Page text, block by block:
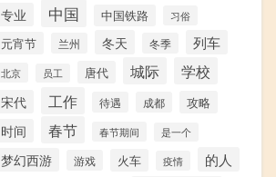
专业 中国 中国铁路 习俗
元宵节 兰州 冬天 冬季 列车
北京 员工 唐代 城际 学校
宋代 工作 待遇 成都 攻略
时间 春节 春节期间 是一个
梦幻西游 游戏 火车 疫情 的人